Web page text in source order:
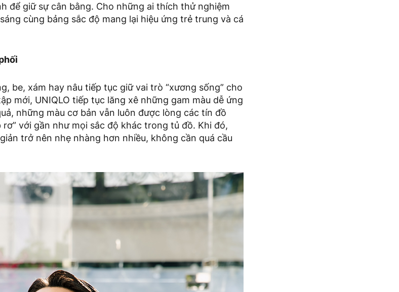
để giữ sự cân bằng. Cho những ai thích thử nghiệm
cùng bảng sắc độ mang lại hiệu ứng trẻ trung và cá
be, xám hay nâu tiếp tục giữ vai trò “xương sống” cho
mới, UNIQLO tiếp tục lăng xê những gam màu dễ ứng
những màu cơ bản vẫn luôn được lòng các tín đồ
với gần như mọi sắc độ khác trong tủ đồ. Khi đó,
trở nên nhẹ nhàng hơn nhiều, không cần quá cầu